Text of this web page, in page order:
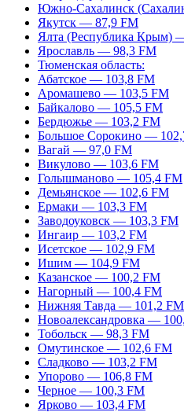
Южно-Сахалинск
Якутск — 87,9 FM
Ялта (Республика Крым)
Ярославль — 98,3 FM
Тюменская область:
Абатское — 103,8 FM
Аромашево — 103,5 FM
Байкалово — 105,5 FM
Бердюжье — 103,2 FM
Большое Сорокино —
Вагай — 97,0 FM
Викулово — 103,6 FM
Голышманово — 105,4 FM
Демьянское — 102,6 FM
Ермаки — 103,3 FM
Заводоуковск — 103,3 FM
Ингаир — 103,2 FM
Исетское — 102,9 FM
Ишим — 104,9 FM
Казанское — 100,2 FM
Нагорный — 100,4 FM
Нижняя Тавда — 101,2 FM
Новоалександровка —
Тобольск — 98,3 FM
Омутинское — 102,6 FM
Сладково — 103,2 FM
Упорово — 106,8 FM
Черное — 100,3 FM
Ярково — 103,4 FM